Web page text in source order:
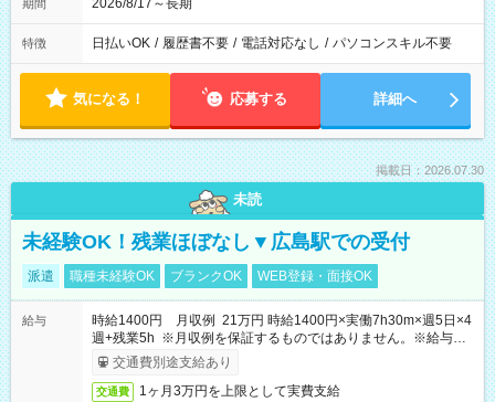
期間 2026/8/17～長期
特徴 日払いOK / 履歴書不要 / 電話対応なし / パソコンスキル不要
気になる！ 応募する 詳細へ
掲載日：2026.07.30
未読
未経験OK！残業ほぼなし▼広島駅での受付
派遣 職種未経験OK ブランクOK WEB登録・面接OK
給与
時給1400円 月収例 21万円 時給1400円×実働7h30m×週5日×4
週+残業5h ※月収例を保証するものではありません。※給与即
受取りサービス利用可（利用条件有）
交通費別途支給あり
交通費 1ヶ月3万円を上限として実費支給